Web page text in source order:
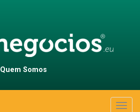
Quem Somos